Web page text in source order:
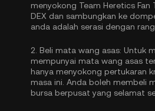
menyokong Team Heretics Fan
DEX dan sambungkan ke
anda adalah serasi dengan
2. Beli mata wang asas: Untuk
mempunyai mata wang asas
hanya menyokong pertukaran
masa ini. Anda boleh membeli
bursa berpusat yang selamat